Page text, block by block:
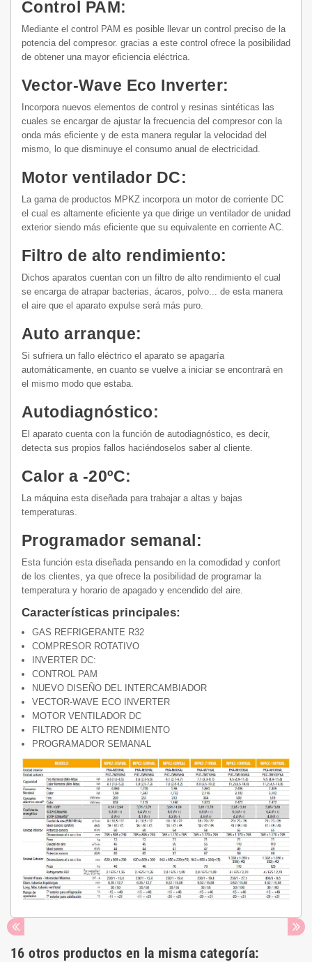
Control PAM:
Mediante el control PAM es posible llevar un control preciso de la
potencia del compresor. gracias a este control ofrece la posibilidad
de obtener una mayor eficiencia eléctrica.
Vector-Wave Eco Inverter:
Incorpora nuevos elementos de control y resinas sintéticas las
cuales se encargar de ajustar la frecuencia del compresor con la
onda más eficiente y de esta manera regular la velocidad del
mismo, lo que disminuye el consumo anual de electricidad.
Motor ventilador DC:
La gama de productos MPKZ incorpora un motor de corriente DC
el cual es altamente eficiente ya que dirige un ventilador de unidad
exterior siendo más eficiente que su equivalente en corriente AC.
Filtro de alto rendimiento:
Dichos aparatos cuentan con un filtro de alto rendimiento el cual
se encarga de atrapar bacterias, ácaros, polvo... de esta manera
el aire que el aparato expulse será más puro.
Auto arranque:
Si sufriera un fallo eléctrico el aparato se apagaría
automáticamente, en cuanto se vuelve a iniciar se encontrará en
el mismo modo que estaba.
Autodiagnóstico:
El aparato cuenta con la función de autodiagnóstico, es decir,
detecta sus propios fallos haciéndoselos saber al cliente.
Calor a -20ºC:
La máquina esta diseñada para trabajar a altas y bajas
temperaturas.
Programador semanal:
Esta función esta diseñada pensando en la comodidad y confort
de los clientes, ya que ofrece la posibilidad de programar la
temperatura y horario de apagado y encendido del aire.
Características principales:
GAS REFRIGERANTE R32
COMPRESOR ROTATIVO
INVERTER DC:
CONTROL PAM
NUEVO DISEÑO DEL INTERCAMBIADOR
VECTOR-WAVE ECO INVERTER
MOTOR VENTILADOR DC
FILTRO DE ALTO RENDIMIENTO
PROGRAMADOR SEMANAL
16 otros productos en la misma categoría: